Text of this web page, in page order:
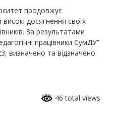
продовжує
досягнення своїх
За результатами
працівники СумДУ”
визначено та відзначено
46 total views